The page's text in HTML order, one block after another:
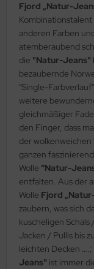
Fjord „Natur-
Kombinationstalent
anderen Farben
atemberaubend
die "Natur-Jeans"
bezaubernde
"Single-
weitere
gleichmäßiger
den Finger, dass
der wolkenweichen
ganzen
Wolle “Natur-
entfalten. Aus der
Wolle Fjord
zaubern, was sich
kuscheligen
Jacken / Pullis bis
leichten Decken
Jeans" ist immer